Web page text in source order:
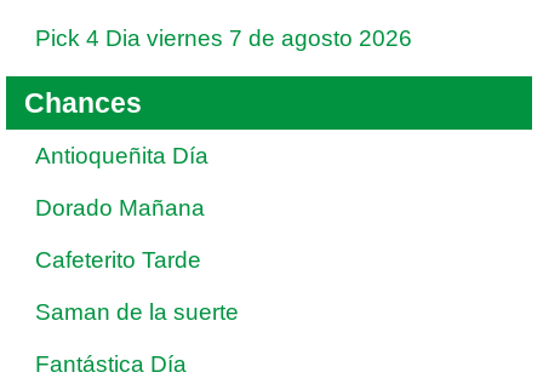
Pick 4 Dia viernes 7 de agosto 2026
Chances
Antioqueñita Día
Dorado Mañana
Cafeterito Tarde
Saman de la suerte
Fantástica Día